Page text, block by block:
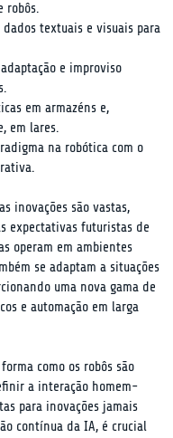
robôs.
dados textuais e visuais para
e improviso
em armazéns e,
em lares.
na robótica com o
inovações são vastas,
expectativas futuristas de
operam em ambientes
se adaptam a situações
uma nova gama de
e automação em larga
como os robôs são
a interação homem-
para inovações jamais
contínua da IA, é crucial